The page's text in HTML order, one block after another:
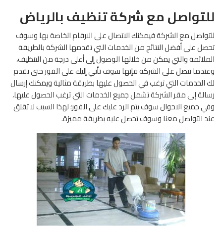
للتواصل مع شركة تنظيف بالرياض
للتواصل مع الشركة فيمكنك الاتصال على الارقام الخاصة بها وسوف
تحصل على أفضل النتائج من الخدمات التي تقدمها الشركة بالطريقة
الملائمة والتي يمكن من خلالها الوصول إلى أعلى درجة من التنظيف،
وعندما تتصل على الشركة فإنها سوف تأتي إليك على الفور حتى تقدم
لك الخدمات التي ترغب في الحصول عليها بطريقة مثالية ويمكنك إرسال
رسالة إلى مقر الشركة تشمل جميع الخدمات التي ترغب الحصول عليها،
وفي جميع الاحوال سوف يتم الرد عليك على الفور؛ لهذا السبب لا تقلق
عند التواصل معنا وسوف تحصل عليه بطريقة مميزة.